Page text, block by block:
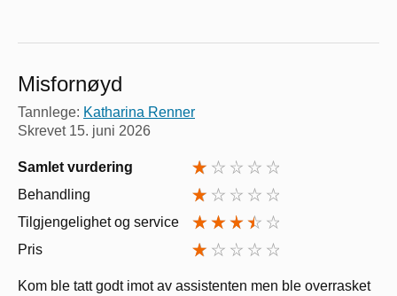
Misfornøyd
Tannlege: Katharina Renner
Skrevet 15. juni 2026
Samlet vurdering
Behandling
Tilgjengelighet og service
Pris
Kom ble tatt godt imot av assistenten men ble overrasket